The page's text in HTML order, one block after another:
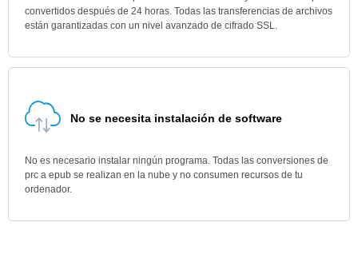
convertidos después de 24 horas. Todas las transferencias de archivos
están garantizadas con un nivel avanzado de cifrado SSL.
No se necesita instalación de software
No es necesario instalar ningún programa. Todas las conversiones de
prc a epub se realizan en la nube y no consumen recursos de tu
ordenador.